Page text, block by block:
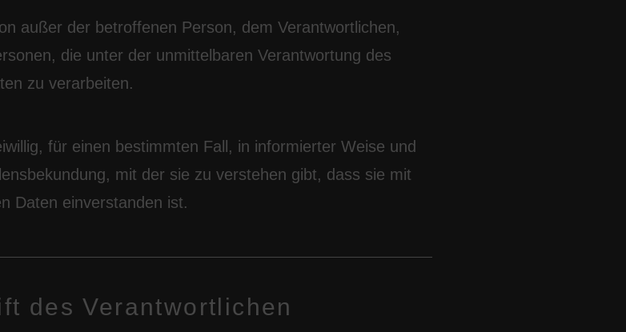
außer der betroffenen Person, dem Verantwortlichen,
die unter der unmittelbaren Verantwortung des
zu verarbeiten.
für einen bestimmten Fall, in informierter Weise und
mit der sie zu verstehen gibt, dass sie mit
Daten einverstanden ist.
des Verantwortlichen